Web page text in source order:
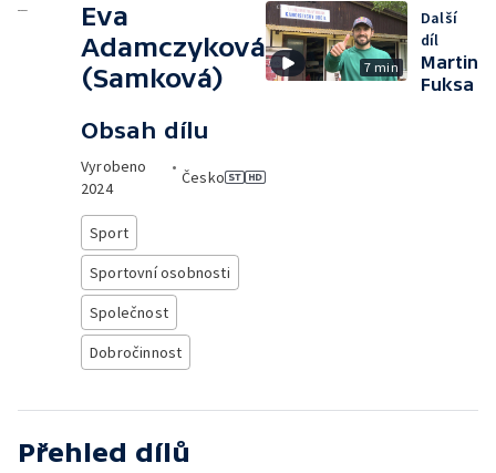
Eva
Adamczyková
(Samková)
Obsah dílu
Vyrobeno
2024
•
Česko
Sport
Sportovní osobnosti
Společnost
Dobročinnost
7 min
Další
díl
Martin
Fuksa
Přehled dílů